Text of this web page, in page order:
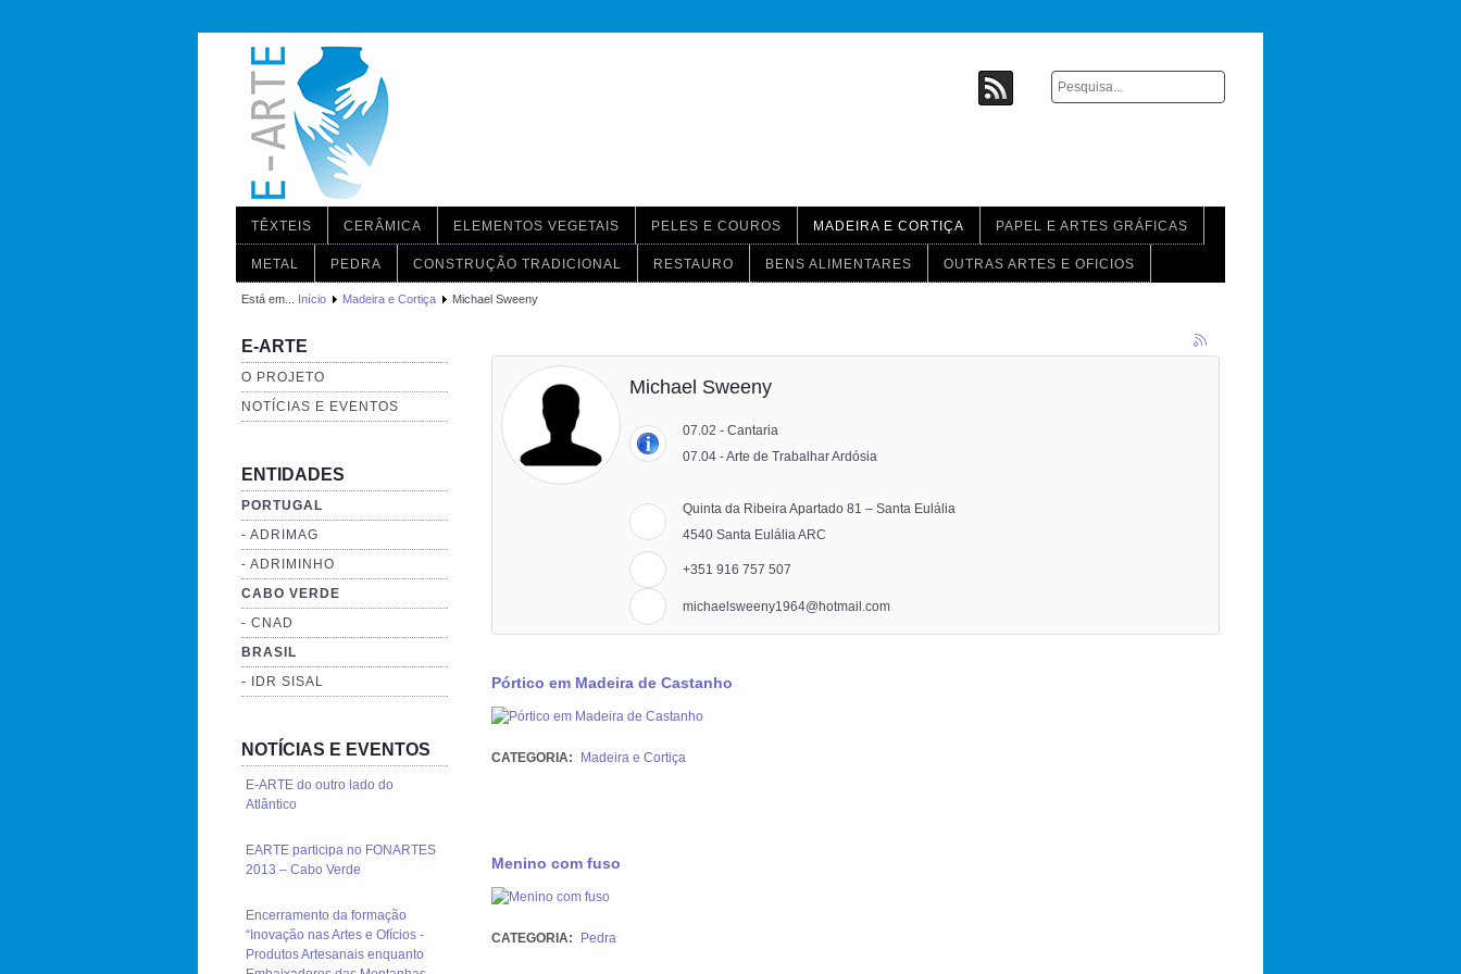
TÊXTEIS CERÂMICA ELEMENTOS VEGETAIS PELES E COUROS MADEIRA E CORTIÇA PAPEL E ARTES GRÁFICAS
METAL PEDRA CONSTRUÇÃO TRADICIONAL RESTAURO BENS ALIMENTARES OUTRAS ARTES E OFICIOS
Está em... Início Madeira e Cortiça Michael Sweeny
E-ARTE
O PROJETO
NOTÍCIAS E EVENTOS
ENTIDADES
PORTUGAL
- ADRIMAG
- ADRIMINHO
CABO VERDE
- CNAD
BRASIL
- IDR SISAL
NOTÍCIAS E EVENTOS
E-ARTE do outro lado do
Atlântico
EARTE participa no FONARTES
2013 – Cabo Verde
Encerramento da formação
“Inovação nas Artes e Ofícios -
Produtos Artesanais enquanto
Michael Sweeny
07.02 - Cantaria
07.04 - Arte de Trabalhar Ardósia
Quinta da Ribeira Apartado 81 – Santa Eulália
4540 Santa Eulália ARC
+351 916 757 507
michaelsweeny1964@hotmail.com
Pórtico em Madeira de Castanho
CATEGORIA: Madeira e Cortiça
Menino com fuso
CATEGORIA: Pedra